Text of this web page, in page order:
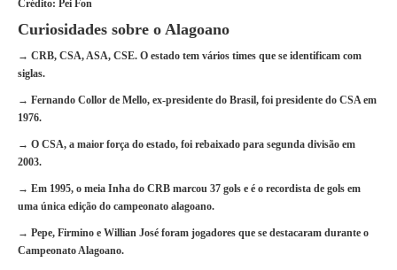
Crédito: Pei Fon
Curiosidades sobre o Alagoano
→ CRB, CSA, ASA, CSE. O estado tem vários times que se identificam com
siglas.
→ Fernando Collor de Mello, ex-presidente do Brasil, foi presidente do CSA em
1976.
→ O CSA, a maior força do estado, foi rebaixado para segunda divisão em
2003.
→ Em 1995, o meia Inha do CRB marcou 37 gols e é o recordista de gols em
uma única edição do campeonato alagoano.
→ Pepe, Firmino e Willian José foram jogadores que se destacaram durante o
Campeonato Alagoano.